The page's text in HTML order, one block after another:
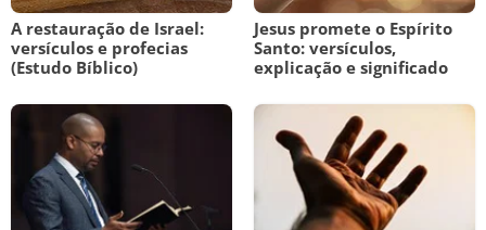
A restauração de Israel:
versículos e profecias
(Estudo Bíblico)
Jesus promete o Espírito
Santo: versículos,
explicação e significado